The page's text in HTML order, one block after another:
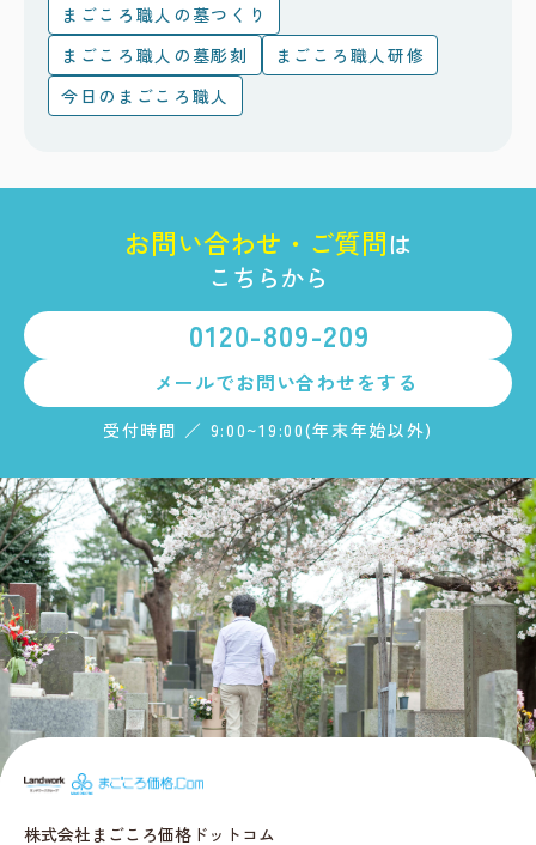
まごころ職人の墓つくり
まごころ職人の墓彫刻
まごころ職人研修
今日のまごころ職人
お問い合わせ ・ ご質問は
こちらから
0120-809-209
メールでお問い合わせをする
受付時間 ／ 9:00~19:00(年末年始以外)
まごころ価格
株式会社まごころ価格ドットコム